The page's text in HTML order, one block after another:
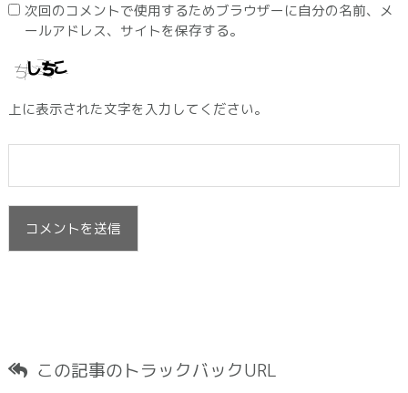
次回のコメントで使用するためブラウザーに自分の名前、メ
ールアドレス、サイトを保存する。
上に表示された文字を入力してください。
この記事のトラックバックURL